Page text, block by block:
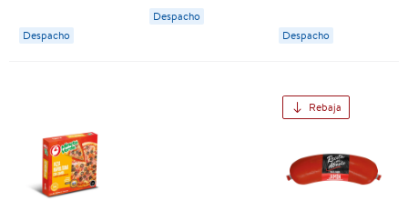
Despacho
Despacho
Despacho
Rebaja